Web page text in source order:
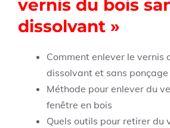
vernis du bois
dissolvant »
Comment enlever le vernis
dissolvant et sans ponçage
Méthode pour enlever du
fenêtre en bois
Quels outils pour retirer du